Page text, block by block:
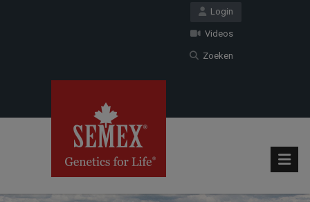
Login
Videos
Zoeken